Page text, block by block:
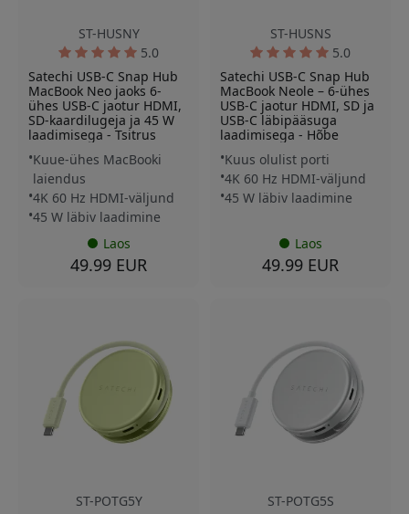
ST-HUSNY
5.0
Satechi USB-C Snap Hub
MacBook Neo jaoks 6-
ühes USB-C jaotur HDMI,
SD-kaardilugeja ja 45 W
laadimisega - Tsitrus
Kuue-ühes MacBooki
laiendus
4K 60 Hz HDMI-väljund
45 W läbiv laadimine
Laos
49.99 EUR
ST-HUSNS
5.0
Satechi USB-C Snap Hub
MacBook Neole – 6-ühes
USB-C jaotur HDMI, SD ja
USB-C läbipääsuga
laadimisega - Hõbe
Kuus olulist porti
4K 60 Hz HDMI-väljund
45 W läbiv laadimine
Laos
49.99 EUR
ST-POTG5Y
ST-POTG5S